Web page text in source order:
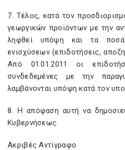
7. Τέλος, κατά τον
γεωργικών προϊόντων με την
ληφθεί υπόψη και τα
ενισχύσεων (επιδοτήσεις,
Από 01.01.2011 οι
συνδεδεμένες με την
λαμβάνονται υπόψη κατά τον
8. Η απόφαση αυτή να
Κυβερνήσεως.
Ακριβές Αντίγραφο